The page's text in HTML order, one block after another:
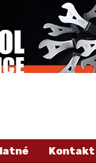
Kontakt